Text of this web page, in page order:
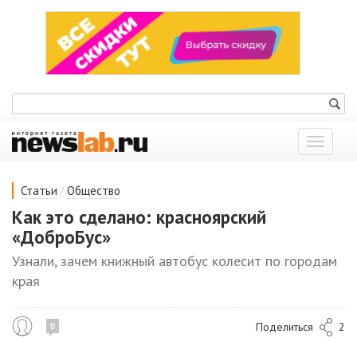
Показать
меню
Статьи / Общество
Как это сделано: красноярский
«ДоброБус»
Узнали, зачем книжный автобус колесит по городам
края
0 Поделиться 2